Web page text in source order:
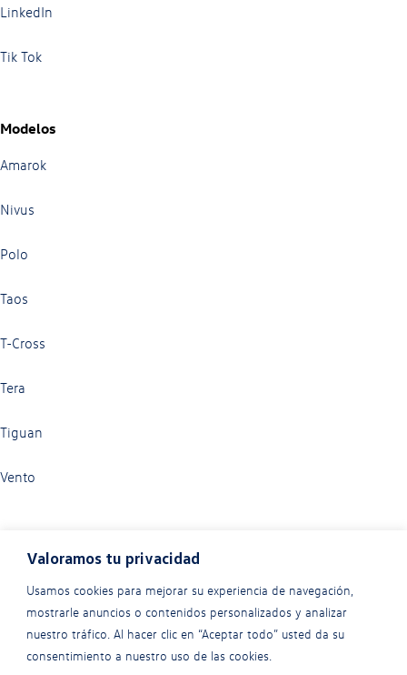
Valoramos tu privacidad
Usamos cookies para mejorar su experiencia de navegación,
mostrarle anuncios o contenidos personalizados y analizar
nuestro tráfico. Al hacer clic en “Aceptar todo” usted da su
consentimiento a nuestro uso de las cookies.
LinkedIn
Tik Tok
Modelos
Amarok
Nivus
Polo
Taos
T-Cross
Tera
Tiguan
Vento